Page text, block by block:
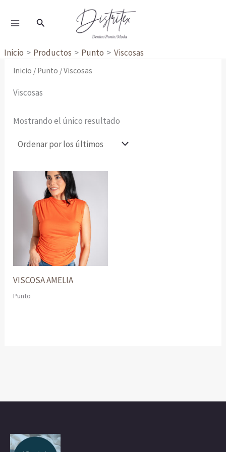
Buscar
Inicio Productos Punto Viscosas
Inicio / Punto / Viscosas
Viscosas
Mostrando el único resultado
VISCOSA AMELIA
Punto